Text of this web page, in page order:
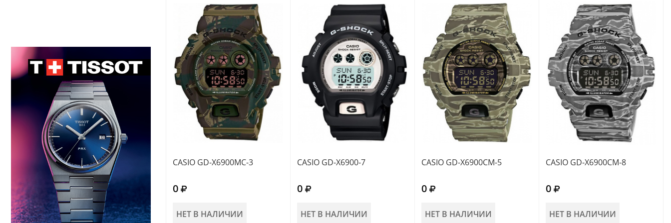
CASIO GD-X6900MC-3
0
НЕТ В НАЛИЧИИ
CASIO GD-X6900-7
0
НЕТ В НАЛИЧИИ
CASIO GD-X6900CM-5
0
НЕТ В НАЛИЧИИ
CASIO GD-X6900CM-8
0
НЕТ В НАЛИЧИИ